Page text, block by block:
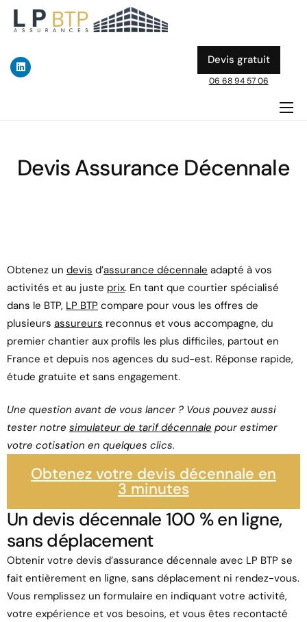
DOMMAGE OUVRAGE
Devis gratuit
06 68 94 57 06
Devis Assurance Décennale
Obtenez un devis d’assurance décennale adapté à vos
activités et au juste prix. En tant que courtier spécialisé
dans le BTP, LP BTP compare pour vous les offres de
plusieurs assureurs reconnus et vous accompagne, du
premier chantier aux profils les plus difficiles, partout en
France et depuis nos agences du sud-est. Réponse rapide,
étude gratuite et sans engagement.
Une question avant de vous lancer ? Vous pouvez aussi
tester notre simulateur de tarif décennale pour estimer
votre cotisation en quelques clics.
Obtenez votre devis décennale en
3 minutes
Un devis décennale 100 % en ligne,
sans déplacement
Obtenir votre devis d’assurance décennale avec LP BTP se
fait entièrement en ligne, sans déplacement ni rendez-vous.
Vous remplissez un formulaire en indiquant votre activité,
votre expérience et vos besoins, et vous êtes recontacté